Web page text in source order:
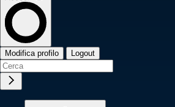
Modifica profilo Logout